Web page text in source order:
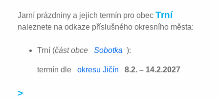
Jarní prázdniny a jejich termín pro obecTrní
naleznete na odkaze příslušného okresního města:
Trní (část obce Sobotka ):
termín dle okresu Jičín 8.2. – 14.2.2027
>